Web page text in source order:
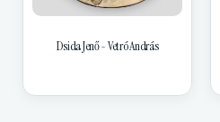
Dsida Jenő - Vetró András